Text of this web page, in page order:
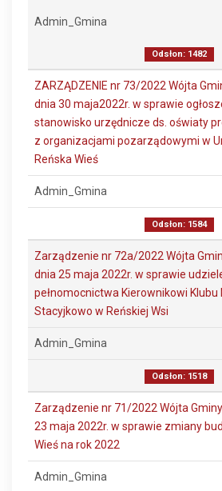
Admin_Gmina
Odsłon: 1482
ZARZĄDZENIE nr 73/2022 Wójta
dnia 30 maja2022r. w sprawie
stanowisko urzędnicze ds. oświaty
z organizacjami pozarządowymi w
Reńska Wieś
Admin_Gmina
Odsłon: 1584
Zarządzenie nr 72a/2022 Wójta
dnia 25 maja 2022r. w sprawie
pełnomocnictwa Kierownikowi Klubu
Stacyjkowo w Reńskiej Wsi
Admin_Gmina
Odsłon: 1518
Zarządzenie nr 71/2022 Wójta
23 maja 2022r. w sprawie zmiany
Wieś na rok 2022
Admin_Gmina